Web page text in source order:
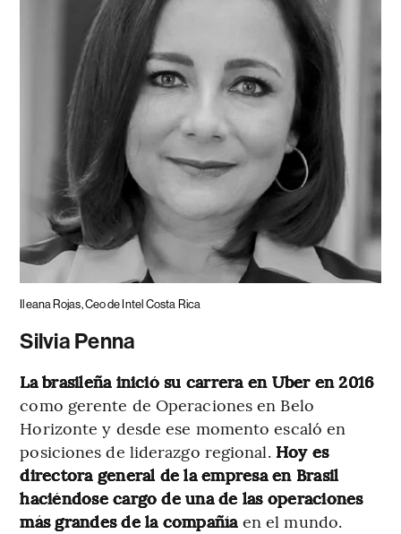
Ileana Rojas, Ceo de Intel Costa Rica
Silvia Penna
La brasileña inició su carrera en Uber en 2016
como gerente de Operaciones en Belo
Horizonte y desde ese momento escaló en
posiciones de liderazgo regional. Hoy es
directora general de la empresa en Brasil
haciéndose cargo de una de las operaciones
más grandes de la compañía en el mundo.